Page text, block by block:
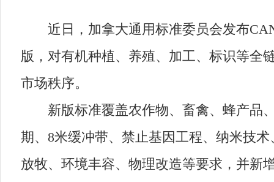
近日，加拿大通用标准委员会发布
版，对有机种植、养殖、加工、标识等全
市场秩序。
新版标准覆盖农作物、畜禽、蜂产品、
期、8米缓冲带、禁止基因工程、纳米技
放牧、环境丰容、物理改造等要求，并新